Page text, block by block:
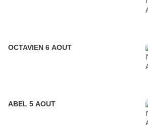
OCTAVIEN 6 AOUT
ABEL 5 AOUT